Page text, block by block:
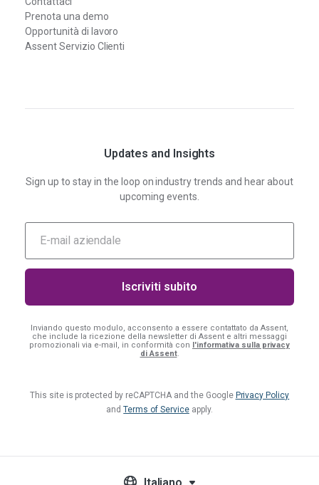
Prenota una demo
Opportunità di lavoro
Assent Servizio Clienti
Updates and Insights
Sign up to stay in the loop on industry trends and hear about
upcoming events.
Inviando questo modulo, acconsento a essere contattato da Assent,
che include la ricezione della newsletter di Assent e altri messaggi
promozionali via e-mail, in conformità con l'informativa sulla privacy
di Assent.
This site is protected by reCAPTCHA and the Google Privacy Policy
andTerms of Serviceapply.
Italiano